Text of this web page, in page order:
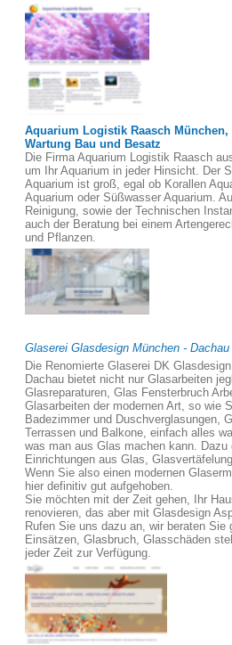
Aquarium Logistik Raasch
Wartung Bau und Besatz
Die Firma Aquarium Logistik Raasch
um Ihr Aquarium in jeder Hinsicht. Der
Aquarium ist groß, egal ob Korallen
Aquarium oder Süßwasser Aquarium.
Reinigung, sowie der Technischen
auch der Beratung bei einem
und Pflanzen.
Glaserei Glasdesign München -
Die Renomierte Glaserei DK
Dachau bietet nicht nur Glasarbeiten
Glasreparaturen, Glas Fensterbruch
Glasarbeiten der modernen Art, so wie
Badezimmer und Duschverglasungen,
Terrassen und Balkone, einfach alles
was man aus Glas machen kann. Dazu
Einrichtungen aus Glas,
Wenn Sie also einen modernen
hier definitiv gut aufgehoben.
Sie möchten mit der Zeit gehen, Ihr
renovieren, das aber mit Glasdesign
Rufen Sie uns dazu an, wir beraten Sie
Einsätzen, Glasbruch, Glasschäden
jeder Zeit zur Verfügung.